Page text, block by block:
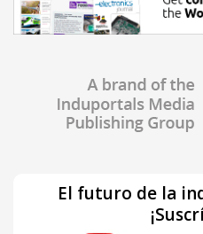
El futuro de la